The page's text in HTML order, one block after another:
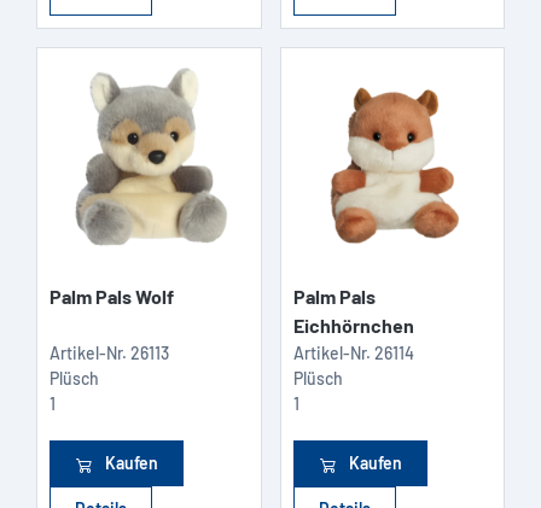
Palm Pals Wolf
Artikel-Nr. 26113
Plüsch
1
Kaufen
Palm Pals
Eichhörnchen
Artikel-Nr. 26114
Plüsch
1
Kaufen